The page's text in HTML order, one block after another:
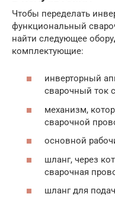
Чтобы переделать
функциональный
найти следующее
комплектующие:
инверторный
сварочный ток
механизм,
сварочной
основной
шланг, через
сварочная
шланг для